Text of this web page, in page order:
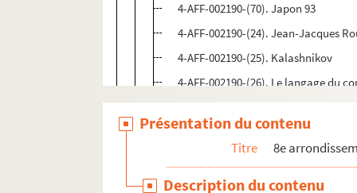
4-AFF-002190-(70). Japon 93
4-AFF-002190-(24). Jean-Jacques
4-AFF-002190-(25). Kalashnikov
4-AFF-002190-(26). Le langage du
4-AFF-002190-(27). Lettres d'une
4-AFF-002190-(28). Le lumbago
4-AFF-002190-(29). La lune se
4-AFF-002190-(30). La maison du
Présentation du contenu
Titre 8e
Description du contenu